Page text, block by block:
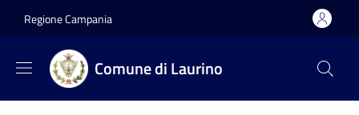
Regione Campania
Comune di Laurino